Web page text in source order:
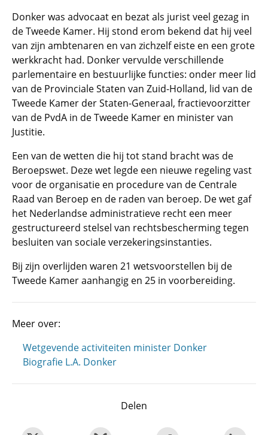
Donker was advocaat en bezat als jurist veel gezag in
de Tweede Kamer. Hij stond erom bekend dat hij veel
van zijn ambtenaren en van zichzelf eiste en een grote
werkkracht had. Donker vervulde verschillende
parlementaire en bestuurlijke functies: onder meer lid
van de Provinciale Staten van Zuid-Holland, lid van de
Tweede Kamer der Staten-Generaal, fractievoorzitter
van de PvdA in de Tweede Kamer en minister van
Justitie.
Een van de wetten die hij tot stand bracht was de
Beroepswet. Deze wet legde een nieuwe regeling vast
voor de organisatie en procedure van de Centrale
Raad van Beroep en de raden van beroep. De wet gaf
het Nederlandse administratieve recht een meer
gestructureerd stelsel van rechtsbescherming tegen
besluiten van sociale verzekeringsinstanties.
Bij zijn overlijden waren 21 wetsvoorstellen bij de
Tweede Kamer aanhangig en 25 in voorbereiding.
Meer over:
Wetgevende activiteiten minister Donker
Biografie L.A. Donker
Delen